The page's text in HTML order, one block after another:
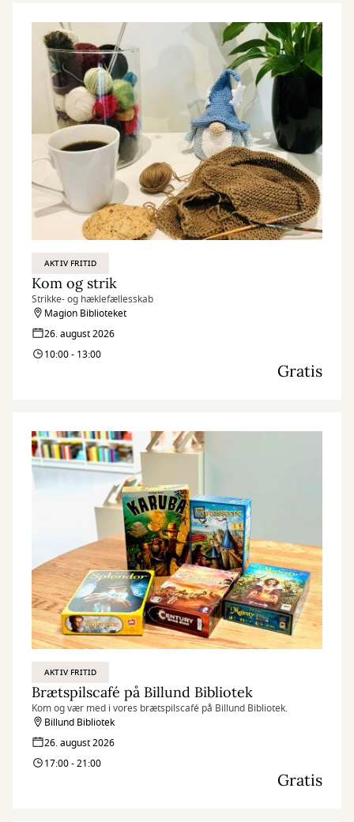
AKTIV FRITID
Kom og strik
Strikke- og hæklefællesskab
Magion Biblioteket
26. august 2026
10:00 - 13:00
Gratis
AKTIV FRITID
Brætspilscafé på Billund Bibliotek
Kom og vær med i vores brætspilscafé på Billund Bibliotek.
Billund Bibliotek
26. august 2026
17:00 - 21:00
Gratis